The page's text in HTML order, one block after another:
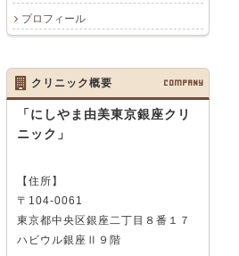
プロフィール
クリニック概要 COMPANY
「にしやま由美東京銀座クリ
ニック」
【住所】
〒104-0061
東京都中央区銀座二丁目８番１７
ハビウル銀座Ⅱ９階